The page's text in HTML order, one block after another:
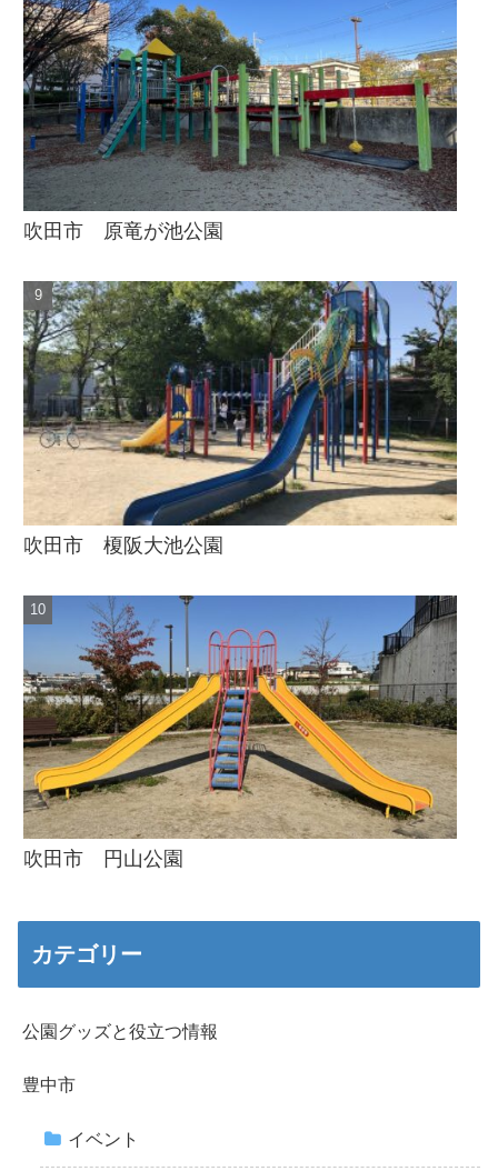
吹田市 原竜が池公園
吹田市 榎阪大池公園
吹田市 円山公園
カテゴリー
公園グッズと役立つ情報
豊中市
イベント